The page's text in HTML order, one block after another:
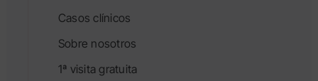
Casos clínicos
Sobre nosotros
1ª visita gratuita